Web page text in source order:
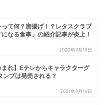
って何？唐揚げ！？レタスクラブ
になる食事」の紹介記事が炎上！
2020年9月18日
まれ】Eテレからキャラクターグ
ンプは発売される？
2021年9月16日